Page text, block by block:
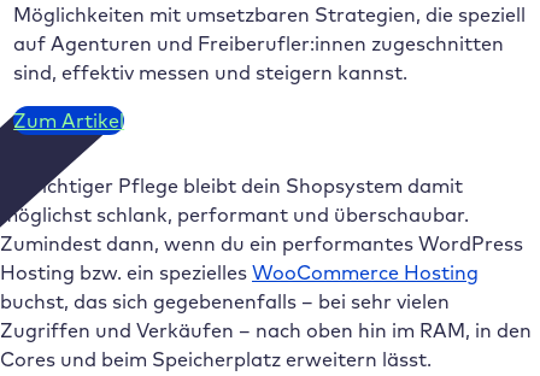
Möglichkeiten mit umsetzbaren Strategien, die speziell
auf Agenturen und Freiberufler:innen zugeschnitten
sind, effektiv messen und steigern kannst.
Zum Artikel
Bei richtiger Pflege bleibt dein Shopsystem damit
möglichst schlank, performant und überschaubar.
Zumindest dann, wenn du ein performantes WordPress
Hosting bzw. ein spezielles WooCommerce Hosting
buchst, das sich gegebenenfalls – bei sehr vielen
Zugriffen und Verkäufen – nach oben hin im RAM, in den
Cores und beim Speicherplatz erweitern lässt.